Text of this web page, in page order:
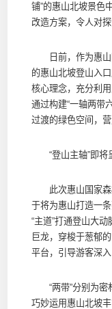
铺”的惠山北坡景
改造方案，令人对
日前，作为惠山
的惠山北坡登山入
核心理念，充分利
通过构建“一轴两带
过渡的绿色空间，营
“登山主轴”即将
此次惠山国家森
于将为惠山打造一
“主道”打通登山大
巨龙，穿梭于葱郁
平台，引导游客深入
“两带”分别为密
巧妙运用惠山北坡